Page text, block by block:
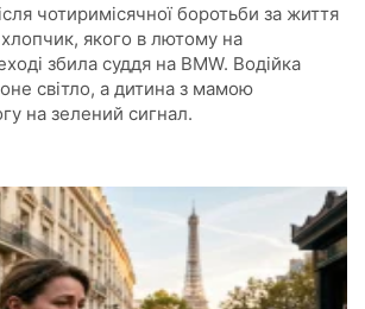
чотиримісячної боротьби за життя
якого в лютому на
збила суддя на BMW. Водійка
світло, а дитина з мамою
на зелений сигнал.